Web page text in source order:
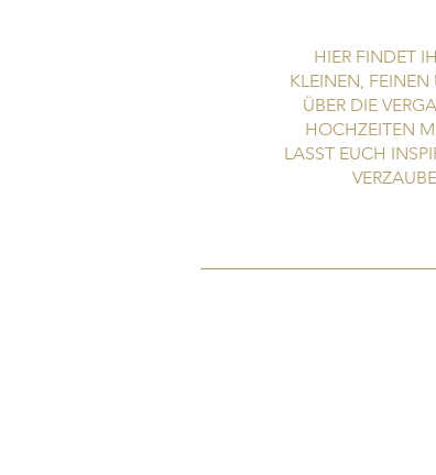
HIER FINDET
KLEINEN, FEINEN
ÜBER DIE
HOCHZEITEN
LASST EUCH